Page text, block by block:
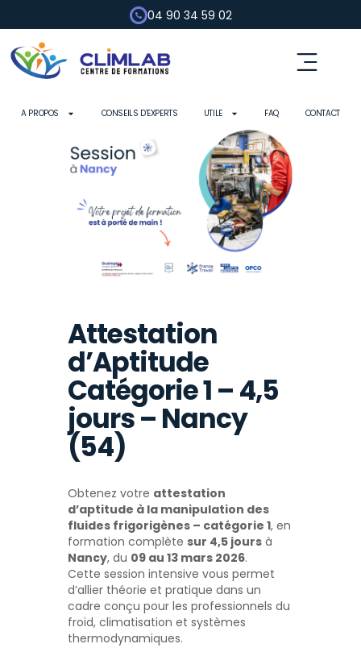
04 90 34 59 02
A PROPOS CONSEILS D’EXPERTS UTILE FAQ CONTACT
Attestation
d’Aptitude
Catégorie 1 – 4,5
jours – Nancy
(54)
Obtenez votre attestation
d’aptitude à la manipulation des
fluides frigorigènes – catégorie 1, en
formation complète sur 4,5 jours à
Nancy, du 09 au 13 mars 2026.
Cette session intensive vous permet
d’allier théorie et pratique dans un
cadre conçu pour les professionnels du
froid, climatisation et systèmes
thermodynamiques.